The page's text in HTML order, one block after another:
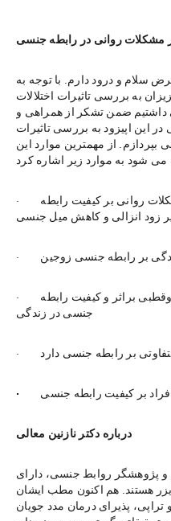
مشکلات روانی در رابطه جنسی
سلام و درود دارم. با توجه به
به بررسی تاثیرات اختلالات
ضمن تشکر از همراهی و
این اپیزود به بررسی تاثیرات
از مهمترین موارد این
·        بررسی شیوه ظهور اثرات مشکلات روانی بر کیفیت رابطه
زود انزالی و کاهش میل جنسی
افسردگی بر رابطه جنسی زوجین
·        بررسی بیماری ها و اختلالاتی نظیر دوقطبی براثر و کیفیت رابطه
جنسی در زندگی
متفاوتی بر رابطه جنسی دارد
· بر کیفیت رابطه جنسی
درباره دکتر نازنین معالی
و پژوهشگر روابط جنسی، دارای
هستند. هم اکنون مطب ایشان
پذیرای درمان مدد جویان